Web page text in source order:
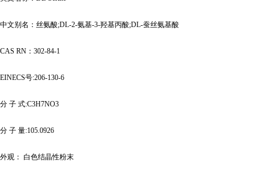
中文别名：丝氨酸;DL-2-氨基-3-羟基丙酸;DL-蚕丝氨基酸
CAS RN：302-84-1
EINECS号:206-130-6
分 子 式:C3H7NO3
分 子 量:105.0926
外观： 白色结晶性粉末